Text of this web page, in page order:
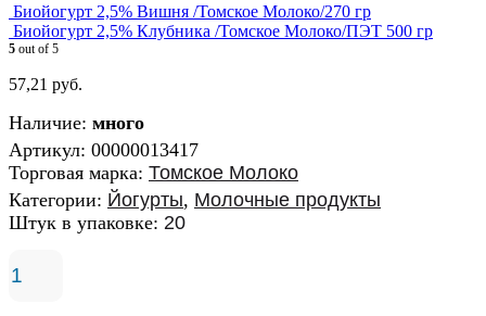
Биойогурт 2,5% Вишня /Томское Молоко/270 гр
Биойогурт 2,5% Клубника /Томское Молоко/ПЭТ 500 гр
5 out of 5
57,21 руб.
Наличие: много
Артикул: 00000013417
Торговая марка: Томское Молоко
Категории: Йогурты, Молочные продукты
Штук в упаковке: 20